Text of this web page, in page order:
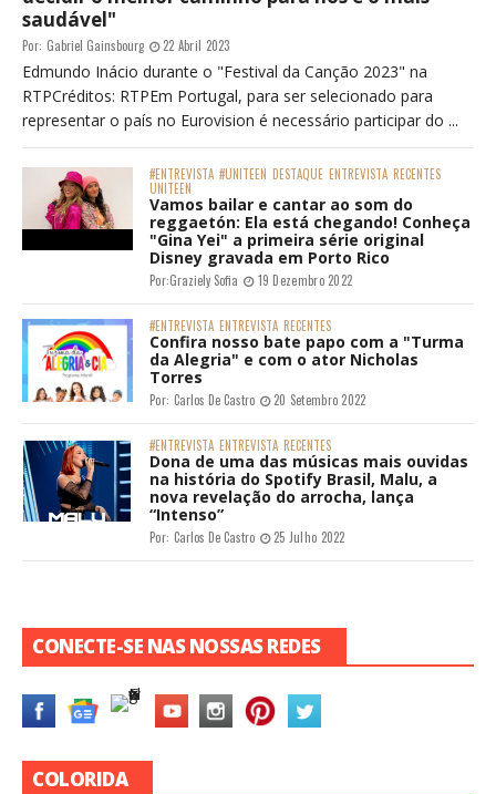
saudável"
Por: Gabriel Gainsbourg 22 Abril 2023
Edmundo Inácio durante o "Festival da Canção 2023" na
RTPCréditos: RTPEm Portugal, para ser selecionado para
representar o país no Eurovision é necessário participar do ...
#ENTREVISTA #UNITEEN DESTAQUE ENTREVISTA RECENTES
UNITEEN
Vamos bailar e cantar ao som do
reggaetón: Ela está chegando! Conheça
"Gina Yei" a primeira série original
Disney gravada em Porto Rico
Por:Graziely Sofia 19 Dezembro 2022
#ENTREVISTA ENTREVISTA RECENTES
Confira nosso bate papo com a "Turma
da Alegria" e com o ator Nicholas
Torres
Por: Carlos De Castro 20 Setembro 2022
#ENTREVISTA ENTREVISTA RECENTES
Dona de uma das músicas mais ouvidas
na história do Spotify Brasil, Malu, a
nova revelação do arrocha, lança
“Intenso”
Por: Carlos De Castro 25 Julho 2022
CONECTE-SE NAS NOSSAS REDES
COLORIDA